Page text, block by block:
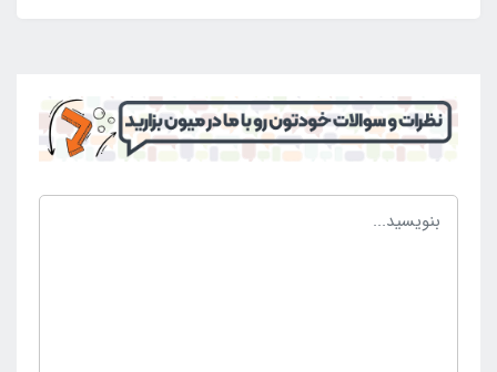
شوند و می تواند در به همراه داشتن محصول راحتی را
ایجاد کند. از آن جایی که محتویات داخلی بدنه زیاد است
این بند ها سبب می شوند که افراد دچار کمر درد نشوند و
بتوانند بدون محدودیت محصولی بی نظیر را برای به همراه
داشتن تمامی لوازم مورد نیاز خود داشته باشند و از آن لذت